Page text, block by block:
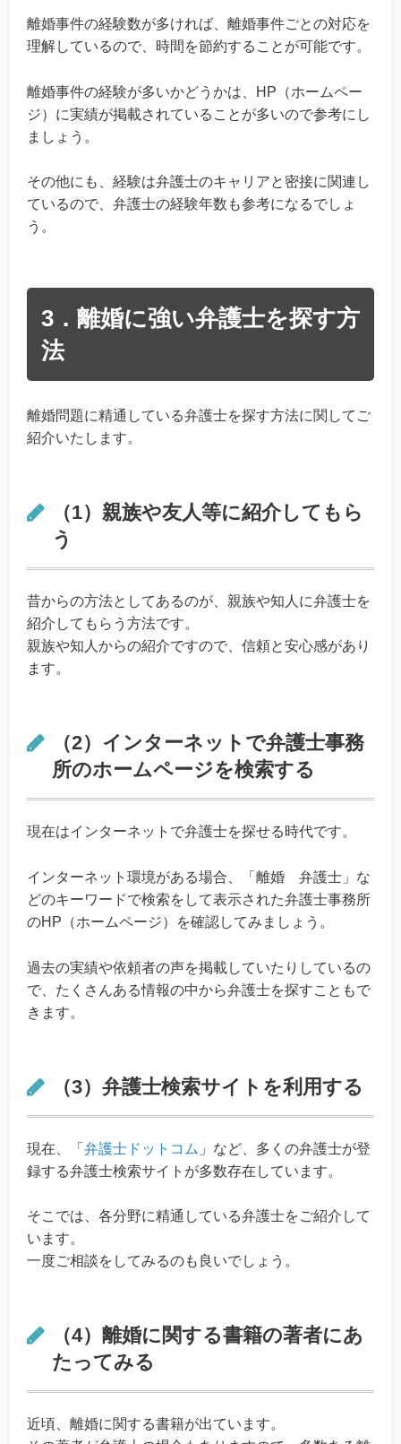
離婚事件の経験数が多ければ、離婚事件ごとの対応を
理解しているので、時間を節約することが可能です。
離婚事件の経験が多いかどうかは、HP（ホームペー
ジ）に実績が掲載されていることが多いので参考にし
ましょう。
その他にも、経験は弁護士のキャリアと密接に関連し
ているので、弁護士の経験年数も参考になるでしょ
う。
3．離婚に強い弁護士を探す方
法
離婚問題に精通している弁護士を探す方法に関してご
紹介いたします。
（1）親族や友人等に紹介してもら
う
昔からの方法としてあるのが、親族や知人に弁護士を
紹介してもらう方法です。
親族や知人からの紹介ですので、信頼と安心感があり
ます。
（2）インターネットで弁護士事務
所のホームページを検索する
現在はインターネットで弁護士を探せる時代です。
インターネット環境がある場合、「離婚 弁護士」な
どのキーワードで検索をして表示された弁護士事務所
のHP（ホームページ）を確認してみましょう。
過去の実績や依頼者の声を掲載していたりしているの
で、たくさんある情報の中から弁護士を探すこともで
きます。
（3）弁護士検索サイトを利用する
現在、「 弁護士ドットコム 」など、多くの弁護士が登
録する弁護士検索サイトが多数存在しています。
そこでは、各分野に精通している弁護士をご紹介して
います。
一度ご相談をしてみるのも良いでしょう。
（4）離婚に関する書籍の著者にあ
たってみる
近頃、離婚に関する書籍が出ています。